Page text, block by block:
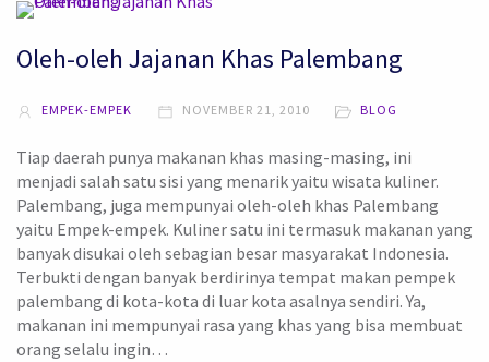
Oleh-oleh Jajanan Khas Palembang
EMPEK-EMPEK NOVEMBER 21, 2010 BLOG
Tiap daerah punya makanan khas masing-masing, ini
menjadi salah satu sisi yang menarik yaitu wisata kuliner.
Palembang, juga mempunyai oleh-oleh khas Palembang
yaitu Empek-empek. Kuliner satu ini termasuk makanan yang
banyak disukai oleh sebagian besar masyarakat Indonesia.
Terbukti dengan banyak berdirinya tempat makan pempek
palembang di kota-kota di luar kota asalnya sendiri. Ya,
makanan ini mempunyai rasa yang khas yang bisa membuat
orang selalu ingin…